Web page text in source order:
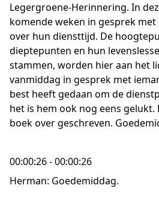
Legergroene-Herinnering. In
komende weken in gesprek
over hun diensttijd. De
dieptepunten en hun
stammen, worden hier aan het
vanmiddag in gesprek met
best heeft gedaan om de
het is hem ook nog eens gelukt.
boek over geschreven.
00:00:26 - 00:00:26
Herman: Goedemiddag.